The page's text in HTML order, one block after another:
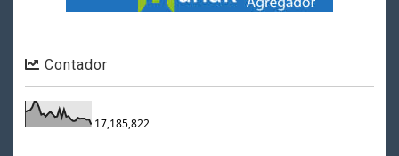
Contador
17,185,822